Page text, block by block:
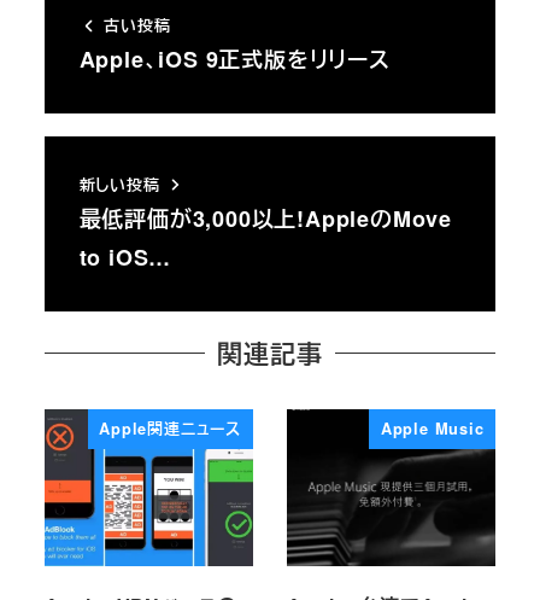
古い投稿
Apple、iOS 9正式版をリリース
新しい投稿
最低評価が3,000以上!AppleのMove
to iOS…
関連記事
Apple関連ニュース Apple Music